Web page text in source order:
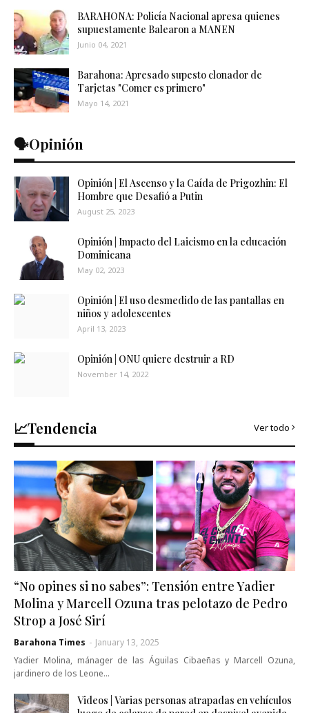
BARAHONA: Policía Nacional apresa quienes
supuestamente Balearon a MANEN
Junio 04, 2021
Barahona: Apresado supesto clonador de
Tarjetas "Comer es primero"
Mayo 14, 2021
🗣️Opinión
Opinión | El Ascenso y la Caída de Prigozhin: El
Hombre que Desafió a Putin
August 25, 2023
Opinión | Impacto del Laicismo en la educación
Dominicana
May 02, 2023
Opinión | El uso desmedido de las pantallas en
niños y adolescentes
April 13, 2023
Opinión | ONU quiere destruir a RD
November 14, 2022
📈Tendencia Ver todo
“No opines si no sabes”: Tensión entre Yadier
Molina y Marcell Ozuna tras pelotazo de Pedro
Strop a José Sirí
Barahona Times - January 13, 2025
Yadier Molina, mánager de las Águilas Cibaeñas y Marcell Ozuna,
jardinero de los Leone…
Videos | Varias personas atrapadas en vehículos